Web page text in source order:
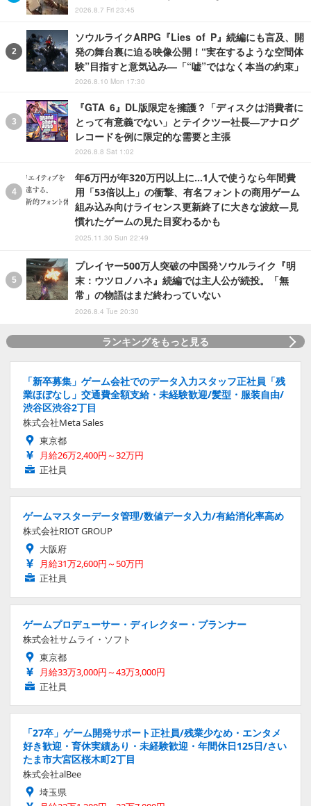
2026.8.7 Fri 23:45
ソウルライクARPG『Lies of P』続編にも言及、開
発の舞台裏に迫る映像公開！“実在するような空間体
験”目指すと意気込み―「“嘘”ではなく本当の約束」
2026.8.10 Mon 17:30
『GTA 6』DL版限定を擁護？「ディスクは消費者に
とって有意義でない」とテイクツー社長―アナログ
レコードを例に限定的な需要と主張
2026.8.8 Sat 1:02
年6万円が年320万円以上に…1人で使うなら年間費
用「53倍以上」の衝撃、有名フォントの商用ゲーム
組み込み向けライセンス更新終了に大きな波紋―見
慣れたゲームの見た目変わるかも
2025.11.30 Sun 22:49
プレイヤー500万人突破の中国発ソウルライク『明
末：ウツロノハネ』続編では主人公が続投。「無
常」の物語はまだ終わっていない
2026.8.4 Tue 20:30
ランキングをもっと見る
「新卒募集」ゲーム会社でのデータ入力スタッフ正社員「残
業ほぼなし」交通費全額支給・未経験歓迎/髪型・服装自由/
渋谷区渋谷2丁目
株式会社Meta Sales
東京都
月給26万2,400円～32万円
正社員
ゲームマスターデータ管理/数値データ入力/有給消化率高め
株式会社RIOT GROUP
大阪府
月給31万2,600円～50万円
正社員
ゲームプロデューサー・ディレクター・プランナー
株式会社サムライ・ソフト
東京都
月給33万3,000円～43万3,000円
正社員
「27卒」ゲーム開発サポート正社員/残業少なめ・エンタメ
好き歓迎・育休実績あり・未経験歓迎・年間休日125日/さい
たま市大宮区桜木町2丁目
株式会社alBee
埼玉県